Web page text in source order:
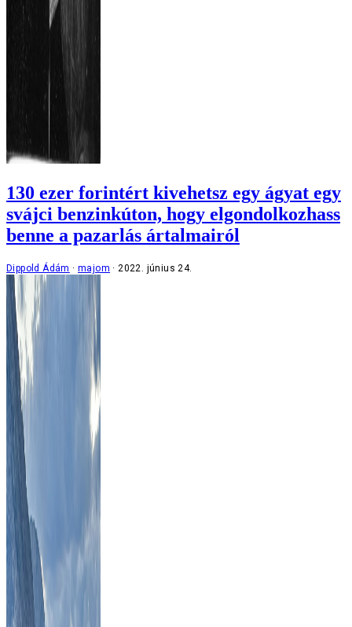
130 ezer forintért kivehetsz egy ágyat egy
svájci benzinkúton, hogy elgondolkozhass
benne a pazarlás ártalmairól
Dippold Ádám majom 2022. június 24.